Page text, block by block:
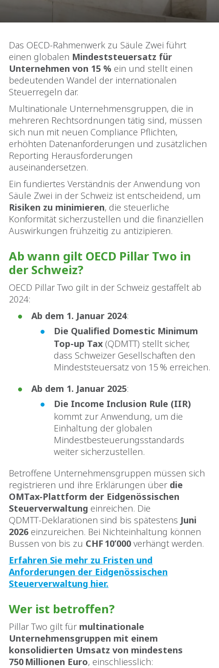
Das OECD‑Rahmenwerk zu Säule Zwei führt
einen globalen Mindeststeuersatz für
Unternehmen von 15 % ein und stellt einen
bedeutenden Wandel der internationalen
Steuerregeln dar.
Multinationale Unternehmensgruppen, die in
mehreren Rechtsordnungen tätig sind, müssen
sich nun mit neuen Compliance Pflichten,
erhöhten Datenanforderungen und zusätzlichen
Reporting Herausforderungen
auseinandersetzen.
Ein fundiertes Verständnis der Anwendung von
Säule Zwei in der Schweiz ist entscheidend, um
Risiken zu minimieren, die steuerliche
Konformität sicherzustellen und die finanziellen
Auswirkungen frühzeitig zu antizipieren.
Ab wann gilt OECD Pillar Two in
der Schweiz?
OECD Pillar Two gilt in der Schweiz gestaffelt ab
2024:
Ab dem 1. Januar 2024:
Die Qualified Domestic Minimum
Top-up Tax (QDMTT) stellt sicher,
dass Schweizer Gesellschaften den
Mindeststeuersatz von 15 % erreichen.
Ab dem 1. Januar 2025:
Die Income Inclusion Rule (IIR)
kommt zur Anwendung, um die
Einhaltung der globalen
Mindestbesteuerungsstandards
weiter sicherzustellen.
Betroffene Unternehmensgruppen müssen sich
registrieren und ihre Erklärungen über die
OMTax‑Plattform der Eidgenössischen
Steuerverwaltung einreichen. Die
QDMTT‑Deklarationen sind bis spätestens Juni
2026 einzureichen. Bei Nichteinhaltung können
Bussen von bis zu CHF 10’000 verhängt werden.
Erfahren Sie mehr zu Fristen und
Anforderungen der Eidgenössischen
Steuerverwaltung hier.
Wer ist betroffen?
Pillar Two gilt für multinationale
Unternehmensgruppen mit einem
konsolidierten Umsatz von mindestens
750 Millionen Euro, einschliesslich: